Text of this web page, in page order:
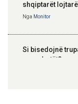
shqiptarët
Nga Monitor
Si bisedojnë
me robotët?